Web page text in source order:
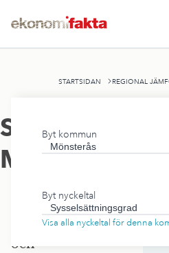
STARTSIDAN REGIONAL
Mönsterås
kommun
ligger
Kalmar
och
Byt kommun
Byt nyckeltal
Visa alla nyckeltal för denna